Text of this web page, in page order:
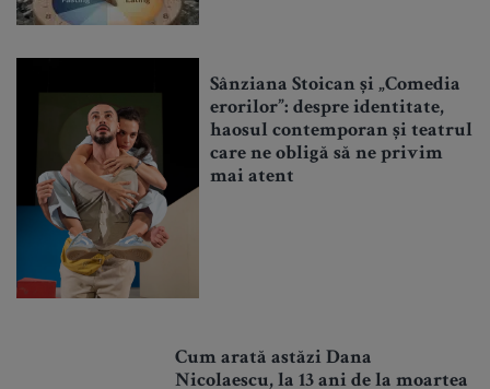
Sânziana Stoican și „Comedia
erorilor”: despre identitate,
haosul contemporan și teatrul
care ne obligă să ne privim
mai atent
Cum arată astăzi Dana
Nicolaescu, la 13 ani de la moartea